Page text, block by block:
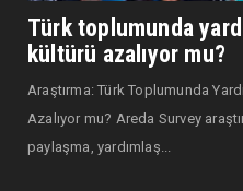
Türk toplumunda
kültürü azalıyor mu?
Araştırma: Türk Toplumunda
Azalıyor mu? Areda Survey
paylaşma, yardımlaş...